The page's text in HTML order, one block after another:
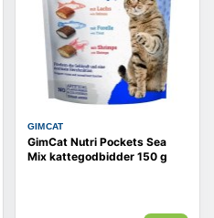
GIMCAT
GimCat Nutri Pockets Sea
Mix kattegodbidder 150 g